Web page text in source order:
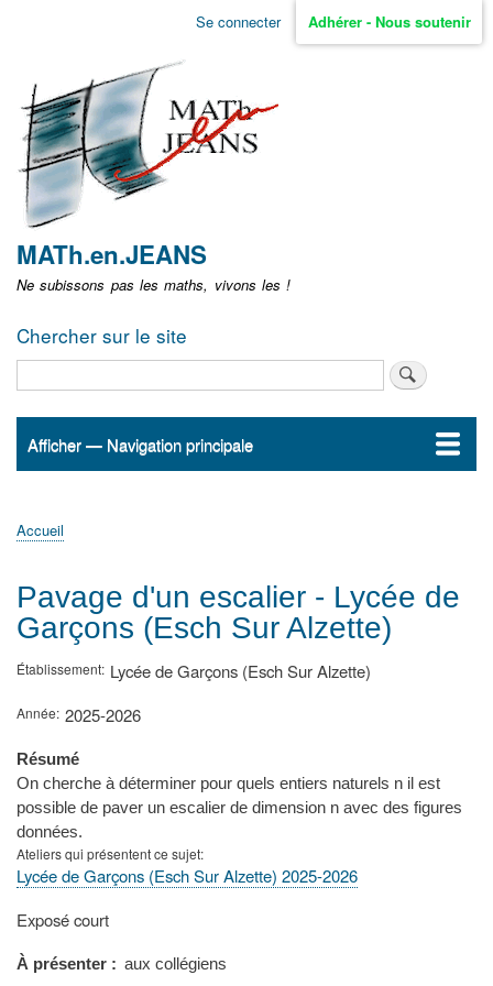
Aller
non
identifié
Se connecter Adhérer - Nous soutenir
MATh.en.JEANS
Ne subissons pas les maths, vivons les !
Chercher sur le site
Navigation
Afficher — Navigation principale
Accueil
ActualitésMATh.en.JEANS ?
Régions et Ateliers
Créer, gérer un atelier
Sujets/Publications
Congrès
d'Ariane
Accueil
Pavage d'un escalier - Lycée de
Garçons (Esch Sur Alzette)
Établissement Lycée de Garçons (Esch Sur Alzette)
Année 2025-2026
Résumé
On cherche à déterminer pour quels entiers naturels n il est
possible de paver un escalier de dimension n avec des figures
données.
Ateliers qui présentent ce sujet
Lycée de Garçons (Esch Sur Alzette) 2025-2026
Type
présentation
Exposé court
À présenter aux collégiens